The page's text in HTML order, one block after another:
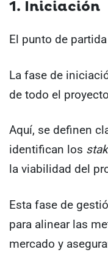
1. Iniciación
El punto de
La fase de
de todo el
Aquí, se definen
identifican los
la viabilidad del
Esta fase de
para alinear las
mercado y